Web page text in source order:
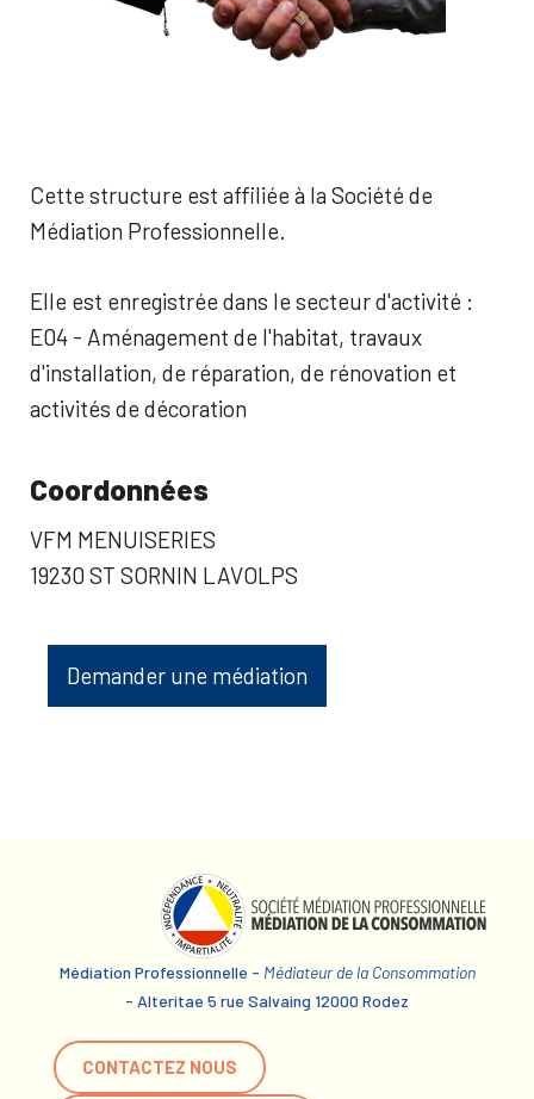
Cette structure est affiliée à la Société de
Médiation Professionnelle.
Elle est enregistrée dans le secteur d'activité :
E04 - Aménagement de l'habitat, travaux
d'installation, de réparation, de rénovation et
activités de décoration
Coordonnées
VFM MENUISERIES
19230 ST SORNIN LAVOLPS
Demander une médiation
Médiation Professionnelle - Médiateur de la Consommation
- Alteritae 5 rue Salvaing 12000 Rodez
CONTACTEZ NOUS